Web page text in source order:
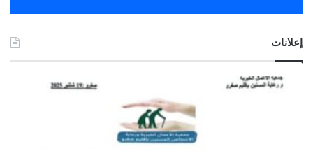
إعلانات